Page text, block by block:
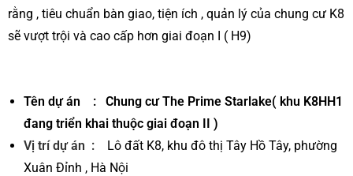
rằng , tiêu chuẩn bàn giao, tiện ích , quản lý của chung cư K8
sẽ vượt trội và cao cấp hơn giai đoạn I ( H9)
Tên dự án : Chung cư The Prime Starlake( khu K8HH1
đang triển khai thuộc giai đoạn II )
Vị trí dự án : Lô đất K8, khu đô thị Tây Hồ Tây, phường
Xuân Đỉnh , Hà Nội